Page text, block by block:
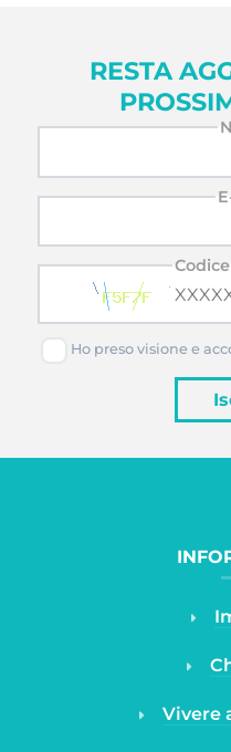
RESTA
Ho preso visione e
Vivere